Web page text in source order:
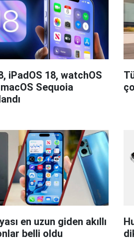
iPadOS 18, watchOS
Sequoia
en uzun giden akıllı
belli oldu